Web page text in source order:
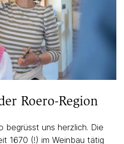
Roero-Region
begrüsst uns herzlich. Die
1670 (!) im Weinbau tätig